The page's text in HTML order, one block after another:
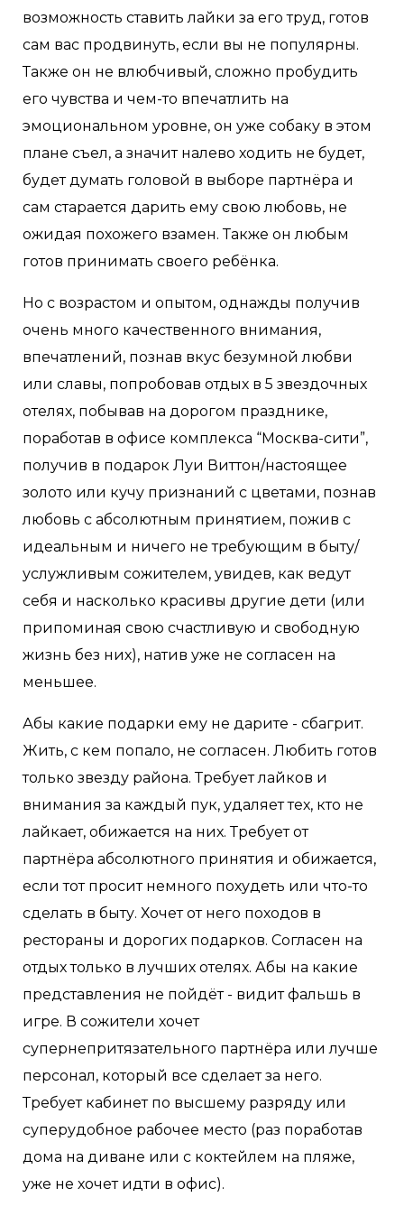
возможность ставить лайки за его труд, готов
сам вас продвинуть, если вы не популярны.
Также он не влюбчивый, сложно пробудить
его чувства и чем-то впечатлить на
эмоциональном уровне, он уже собаку в этом
плане съел, а значит налево ходить не будет,
будет думать головой в выборе партнёра и
сам старается дарить ему свою любовь, не
ожидая похожего взамен. Также он любым
готов принимать своего ребёнка.
Но с возрастом и опытом, однажды получив
очень много качественного внимания,
впечатлений, познав вкус безумной любви
или славы, попробовав отдых в 5 звездочных
отелях, побывав на дорогом празднике,
поработав в офисе комплекса “Москва-сити”,
получив в подарок Луи Виттон/настоящее
золото или кучу признаний с цветами, познав
любовь с абсолютным принятием, пожив с
идеальным и ничего не требующим в быту/
услужливым сожителем, увидев, как ведут
себя и насколько красивы другие дети (или
припоминая свою счастливую и свободную
жизнь без них), натив уже не согласен на
меньшее.
Абы какие подарки ему не дарите - сбагрит.
Жить, с кем попало, не согласен. Любить готов
только звезду района. Требует лайков и
внимания за каждый пук, удаляет тех, кто не
лайкает, обижается на них. Требует от
партнёра абсолютного принятия и обижается,
если тот просит немного похудеть или что-то
сделать в быту. Хочет от него походов в
рестораны и дорогих подарков. Согласен на
отдых только в лучших отелях. Абы на какие
представления не пойдёт - видит фальшь в
игре. В сожители хочет
супернепритязательного партнёра или лучше
персонал, который все сделает за него.
Требует кабинет по высшему разряду или
суперудобное рабочее место (раз поработав
дома на диване или с коктейлем на пляже,
уже не хочет идти в офис).